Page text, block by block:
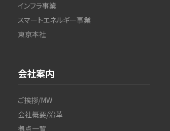
インフラ事業
スマートエネルギー事業
東京本社
会社案内
ご挨拶/MW
会社概要/沿革
拠点一覧